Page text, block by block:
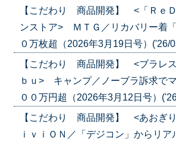
【こだわり 商品開発】 <「Ｒｅ
ンストア> ＭＴＧ／リカバリー着
０万枚超（2026年3月19日号）('26/
【こだわり 商品開発】 <ブラレ
ｂｕ> キャンプ／ノーブラ訴求で
００万円超（2026年3月12日号）
【こだわり 商品開発】 <あおぎ
ｉｖｉＯＮ／「デジコン」からリ